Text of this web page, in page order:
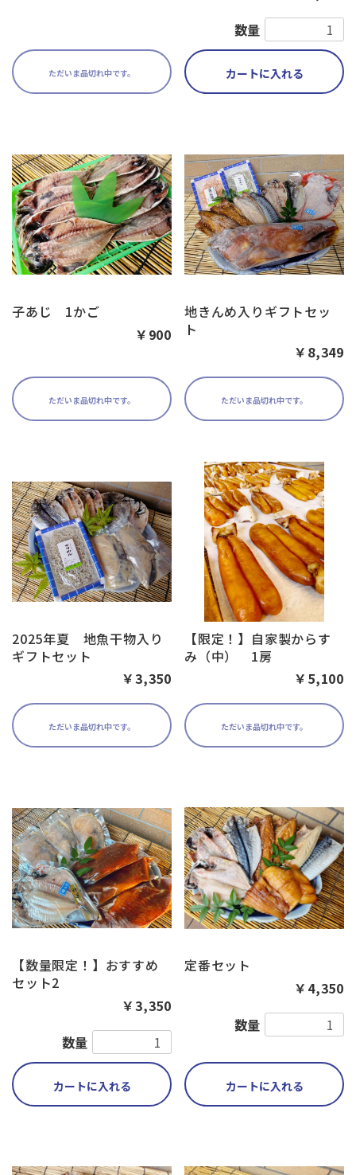
ただいま品切れ中です。
数量
カートに入れる
子あじ 1かご
￥900
ただいま品切れ中です。
地きんめ入りギフトセッ
ト
￥8,349
ただいま品切れ中です。
2025年夏 地魚干物入り
ギフトセット
￥3,350
ただいま品切れ中です。
【限定！】自家製からす
み（中） 1房
￥5,100
ただいま品切れ中です。
【数量限定！】おすすめ
セット2
￥3,350
数量
カートに入れる
定番セット
￥4,350
数量
カートに入れる